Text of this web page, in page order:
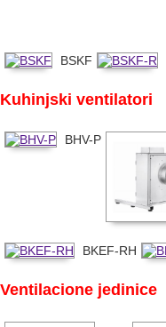
BSKF
Kuhinjski ventilatori
BHV-P
BKEF-RH
Ventilacione jedinice